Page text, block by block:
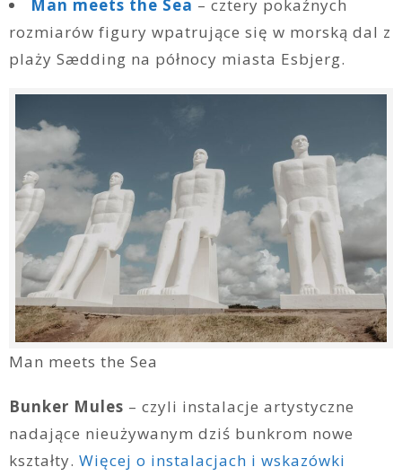
Man meets the Sea – cztery pokaźnych
rozmiarów figury wpatrujące się w morską dal z
plaży Sædding na północy miasta Esbjerg.
Man meets the Sea
Bunker Mules – czyli instalacje artystyczne
nadające nieużywanym dziś bunkrom nowe
kształty. Więcej o instalacjach i wskazówki